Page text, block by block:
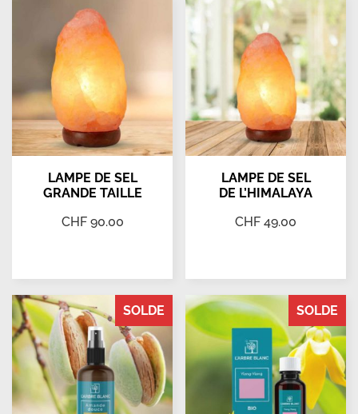
LAMPE DE SEL
GRANDE TAILLE
CHF90.00
LAMPE DE SEL
DE L’HIMALAYA
CHF 49.00
SOLDE SOLDE